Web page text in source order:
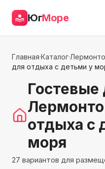
ЮгМоре
Главная·Каталог·
для отдыха с детьми у
Гостевые
отдыха с
моря
27 вариантов для